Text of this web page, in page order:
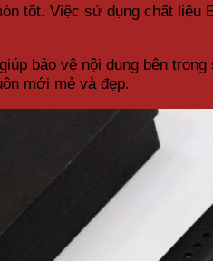
tốt. Việc sử dụng chất
bảo vệ nội dung bên
mới mẻ và đẹp.